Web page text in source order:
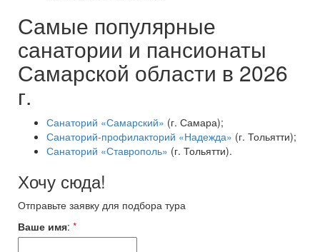
Самые популярные
санатории и пансионаты
Самарской области в 2026
г.
Санаторий «Самарский» (г. Самара);
Санаторий-профилакторий «Надежда» (г. Тольятти);
Санаторий «Ставрополь» (г. Тольятти).
Хочу сюда!
Отправьте заявку для подбора тура
Ваше имя: *